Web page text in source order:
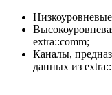
extra::comm;
Каналы,
данных из